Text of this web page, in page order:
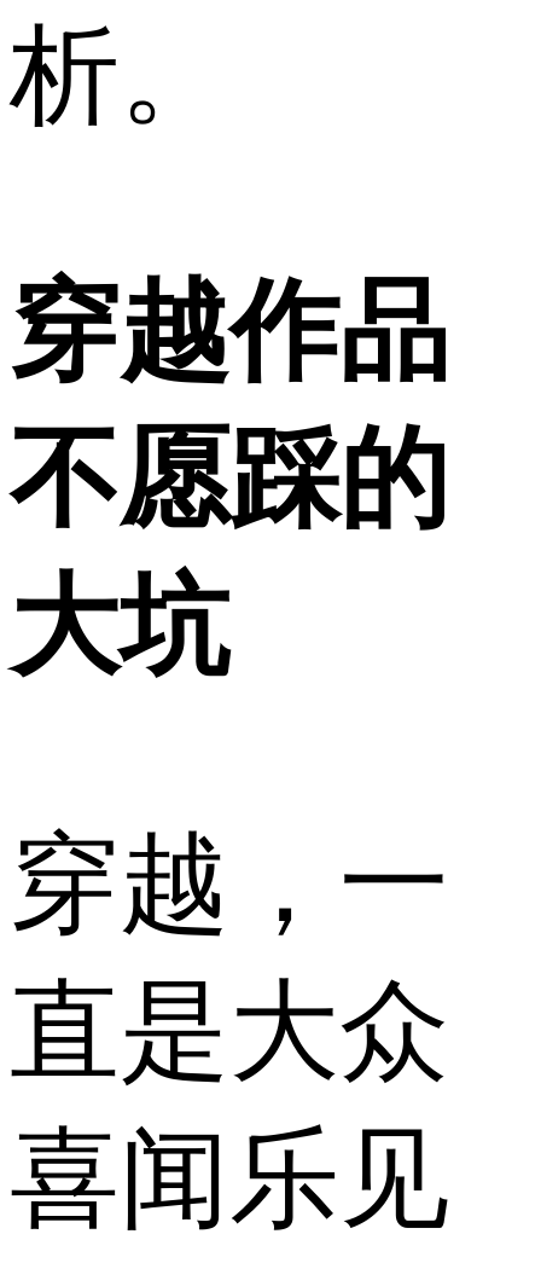
析。
穿越作品
不愿踩的
大坑
穿越，一
直是大众
喜闻乐见